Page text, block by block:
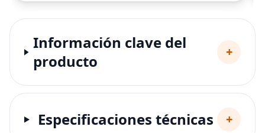
Información clave del
producto
+
Especificaciones técnicas +